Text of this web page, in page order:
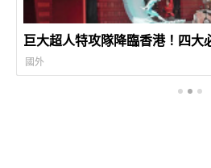
巨大超人特攻隊降臨香港！四大
國外